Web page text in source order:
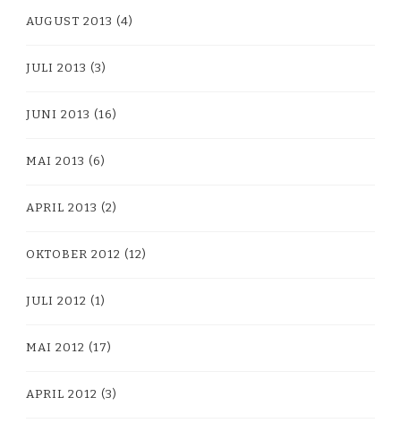
AUGUST 2013 (4)
JULI 2013 (3)
JUNI 2013 (16)
MAI 2013 (6)
APRIL 2013 (2)
OKTOBER 2012 (12)
JULI 2012 (1)
MAI 2012 (17)
APRIL 2012 (3)